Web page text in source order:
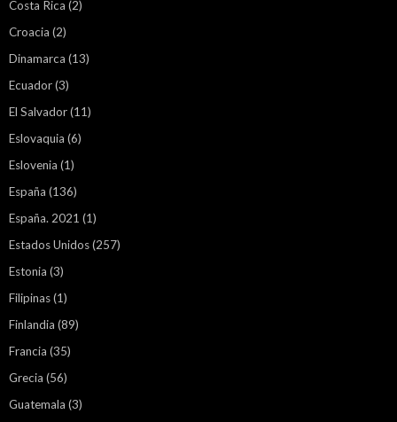
Costa Rica (2)
Croacia (2)
Dinamarca (13)
Ecuador(3)
El Salvador(11)
Eslovaquia (6)
Eslovenia (1)
España (136)
España. 2021 (1)
Estados Unidos(257)
Estonia (3)
Filipinas(1)
Finlandia (89)
Francia (35)
Grecia (56)
Guatemala (3)